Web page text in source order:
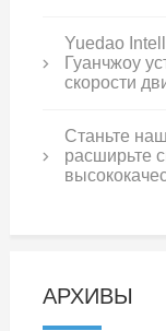
Yuedao
Гуанчжоу
скорости
Станьте
расширьте
АРХИВЫ